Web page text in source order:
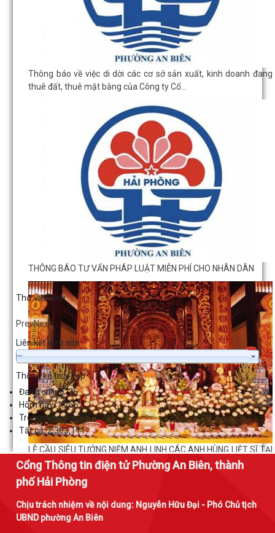
Thông báo về việc di dời các cơ sở sản xuất, kinh doanh đang
thuê đất, thuê mặt bằng của Công ty Cổ...
THÔNG BÁO TƯ VẤN PHÁP LUẬT MIỄN PHÍ CHO NHÂN DÂN
LỄ CẦU SIÊU TƯỞNG NIỆM ANH LINH CÁC ANH HÙNG LIỆT SĨ TẠI
ĐỀN LIỆT SĨ PHƯỜNG AN BIÊN - LÊ CHÂN
Thư viện ảnh
Prev
Liên kết web site